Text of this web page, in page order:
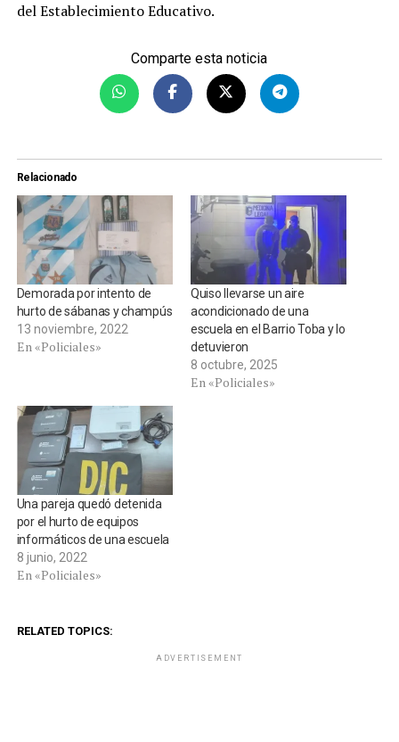
del Establecimiento Educativo.
Comparte esta noticia
Relacionado
Demorada por intento de
hurto de sábanas y champús
13 noviembre, 2022
En «Policiales»
Quiso llevarse un aire
acondicionado de una
escuela en el Barrio Toba y lo
detuvieron
8 octubre, 2025
En «Policiales»
Una pareja quedó detenida
por el hurto de equipos
informáticos de una escuela
8 junio, 2022
En «Policiales»
RELATED TOPICS:
ADVERTISEMENT